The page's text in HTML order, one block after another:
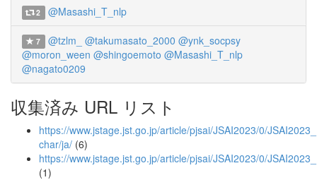
2 @Masashi_T_nlp
7 @tzlm_ @takumasato_2000 @ynk_socpsy
@moron_ween @shingoemoto @Masashi_T_nlp
@nagato0209
収集済み URL リスト
https://www.jstage.jst.go.jp/article/pjsai/JSAI2023/0/
char/ja/ (6)
https://www.jstage.jst.go.jp/article/pjsai/JSAI2023/0/
(1)